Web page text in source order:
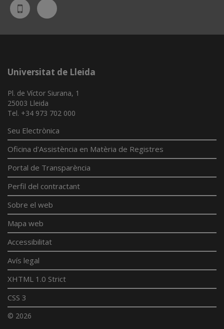
UdL
App
Bluesky
Universitat de Lleida
Pl. de Víctor Siurana, 1
25003 Lleida
Tel. +34 973 702 000
Seu Electrònica
Oficina d'Assistència en Matèria de Registres
Portal de Transparència
Perfil del contractant
Sobre el web
Mapa web
Accessibilitat
Avís legal
XHTML 1.0 Strict
CSS 3
© 2026